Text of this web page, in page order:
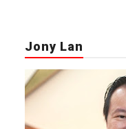
Jony Lan